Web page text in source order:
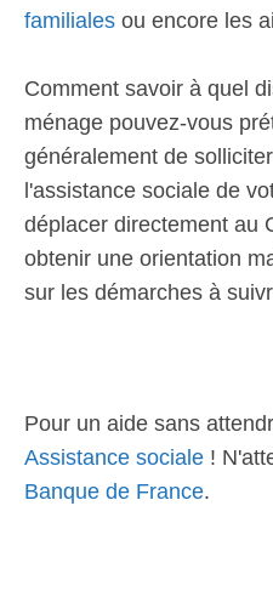
familiales ou encore les
Comment savoir à quel
ménage pouvez-vous
généralement de
l'assistance sociale de
déplacer directement au
obtenir une orientation
sur les démarches à
Pour un aide sans
Assistance sociale !
Banque de France.